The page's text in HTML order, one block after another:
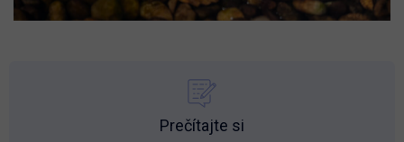
Prečítajte si